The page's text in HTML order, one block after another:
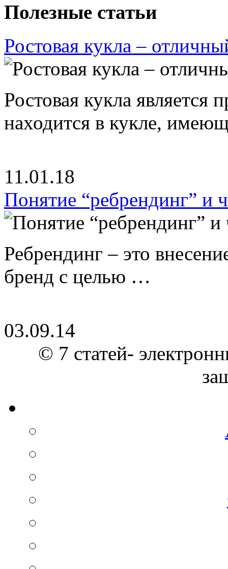
Полезные статьи
Ростовая кукла –
Ростовая кукла является
находится в кукле,
11.01.18
Понятие “ребрендинг” и
Ребрендинг – это
бренд с целью …
03.09.14
© 7 статей-